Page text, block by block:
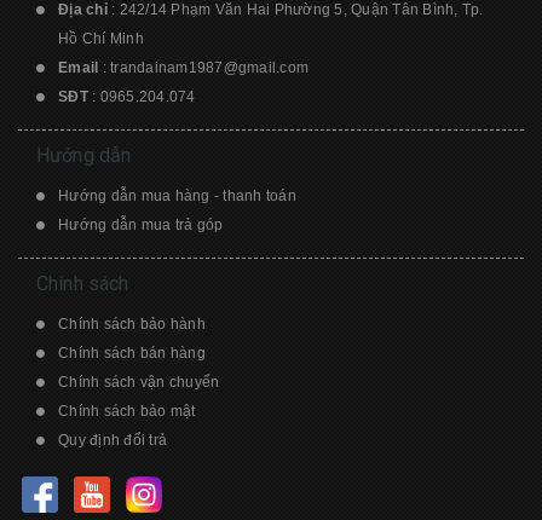
Địa chỉ : 242/14 Phạm Văn Hai Phường 5, Quận Tân Bình, Tp.
Hồ Chí Minh
Email : trandainam1987@gmail.com
SĐT : 0965.204.074
Hướng dẫn
Hướng dẫn mua hàng - thanh toán
Hướng dẫn mua trả góp
Chính sách
Chính sách bảo hành
Chính sách bán hàng
Chính sách vận chuyển
Chính sách bảo mật
Quy định đổi trả